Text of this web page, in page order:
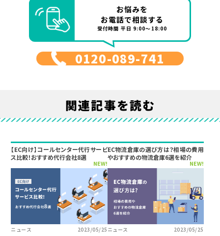
お悩みを
お電話で相談する
受付時間 平日 9:00～18:00
0120-089-741
関連記事を読む
【EC向け】コールセンター代行サービ
ス比較！おすすめ代行会社8選
NEW!
ニュース 2023/05/25
EC物流倉庫の選び方は？相場の費用
やおすすめの物流倉庫6選を紹介
NEW!
ニュース 2023/05/25